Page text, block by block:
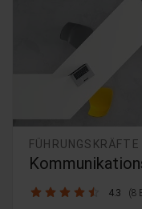
FÜHRUNGSKRÄFTE
4.3 / 5 4.3 (8